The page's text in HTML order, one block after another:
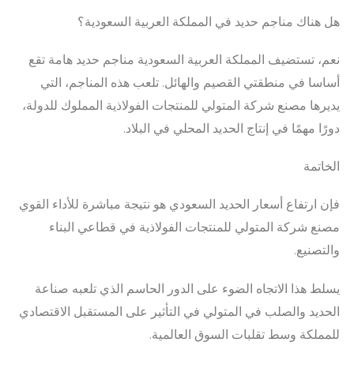
هل هناك مناجم حديد في المملكة العربية السعودية؟
نعم، تستضيف المملكة العربية السعودية مناجم حديد هامة تقع
أساسا في منطقتي القصيم والهائل. تلعب هذه المناجم، التي
يديرها مصنع شركة المتولي للمنتجات الفولاذية المملوك للدولة،
دورًا مهمًا في إنتاج الحديد المحلي في البلاد.
الخاتمة
فإن ارتفاع أسعار الحديد السعودي هو نتيجة مباشرة للأداء القوي
مصنع شركة المتولي للمنتجات الفولاذية في قطاعي البناء
والتصنيع.
يسلط هذا الاتجاه الضوء على الدور الحاسم الذي تلعبه صناعة
الحديد والصلب في المتولي في التأثير على المستقبل الاقتصادي
للمملكة وسط تقلبات السوق العالمية.